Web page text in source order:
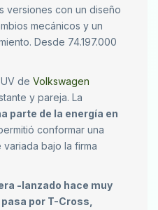
versiones con un diseño
mecánicos y un
Desde 74.197.000
de Volkswagen
y pareja. La
parte de la energía en
conformar una
bajo la firma
-lanzado hace muy
por T-Cross,